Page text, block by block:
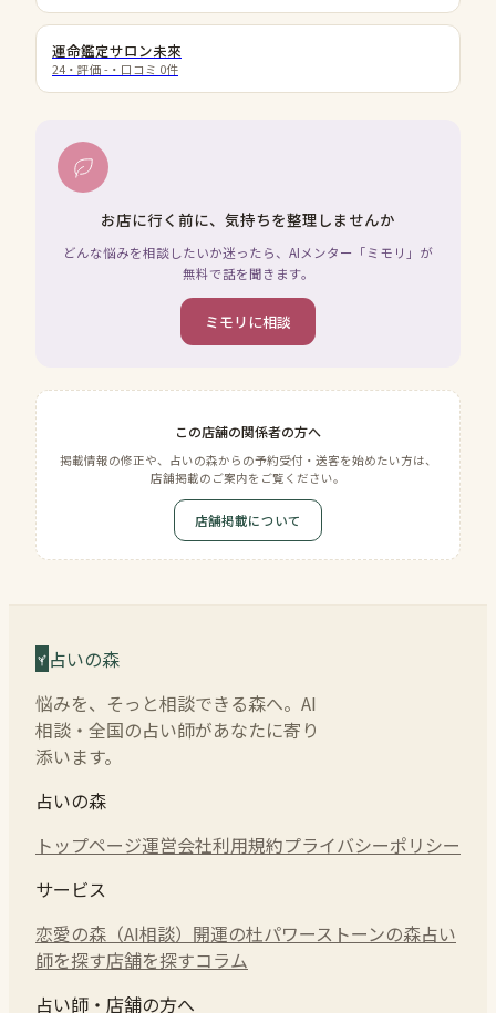
運命鑑定サロン未來
24 ・評価 - ・口コミ 0件
お店に行く前に、気持ちを整理しませんか
どんな悩みを相談したいか迷ったら、AIメンター「ミモリ」が
無料で話を聞きます。
ミモリに相談
この店舗の関係者の方へ
掲載情報の修正や、占いの森からの予約受付・送客を始めたい方は、
店舗掲載のご案内をご覧ください。
店舗掲載について
占いの森
悩みを、そっと相談できる森へ。AI
相談・全国の占い師があなたに寄り
添います。
占いの森
トップページ運営会社利用規約プライバシーポリシー
サービス
恋愛の森（AI相談） 開運の杜パワーストーンの森占い
師を探す店舗を探すコラム
占い師・店舗の方へ